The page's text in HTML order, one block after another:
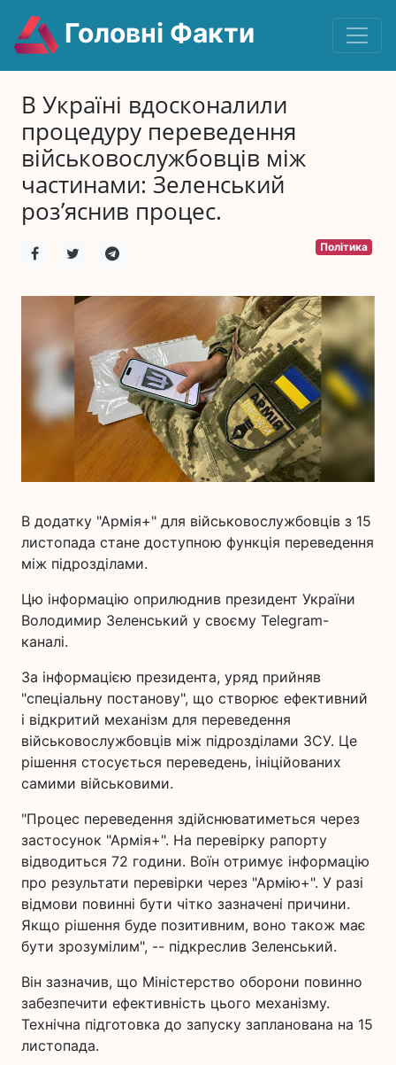
Головні Факти
В Україні вдосконалили
процедуру переведення
військовослужбовців між
частинами: Зеленський
роз’яснив процес.
Політика
В додатку "Армія+" для військовослужбовців з 15
листопада стане доступною функція переведення
між підрозділами.
Цю інформацію оприлюднив президент України
Володимир Зеленський у своєму Telegram-
каналі.
За інформацією президента, уряд прийняв
"спеціальну постанову", що створює ефективний
і відкритий механізм для переведення
військовослужбовців між підрозділами ЗСУ. Це
рішення стосується переведень, ініційованих
самими військовими.
"Процес переведення здійснюватиметься через
застосунок "Армія+". На перевірку рапорту
відводиться 72 години. Воїн отримує інформацію
про результати перевірки через "Армію+". У разі
відмови повинні бути чітко зазначені причини.
Якщо рішення буде позитивним, воно також має
бути зрозумілим", -- підкреслив Зеленський.
Він зазначив, що Міністерство оборони повинно
забезпечити ефективність цього механізму.
Технічна підготовка до запуску запланована на 15
листопада.